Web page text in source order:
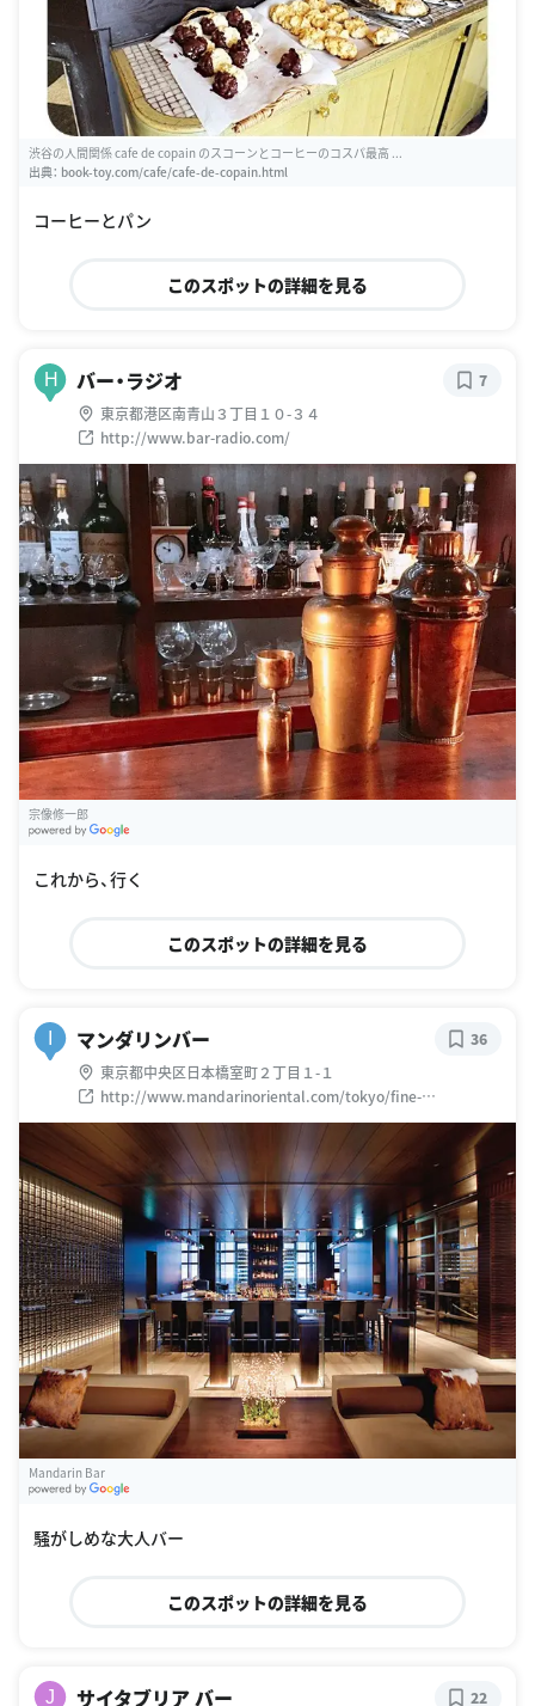
渋谷の人間関係 cafe de copain のスコーンとコーヒーのコスパ最高 ...
出典： book-toy.com/cafe/cafe-de-copain.html
コーヒーとパン
このスポットの詳細を見る
H バー・ラジオ
東京都港区南青山３丁目１０-３４
http://www.bar-radio.com/
7
宗像修一郎
これから、行く
このスポットの詳細を見る
I マンダリンバー
東京都中央区日本橋室町２丁目１-１
http://www.mandarinoriental.com/tokyo/fine-
dining/mandarin-bar/?
htl=MOTYO_bar&eng=google&src=local
36
Mandarin Bar
騒がしめな大人バー
このスポットの詳細を見る
J サイタブリア バー 22